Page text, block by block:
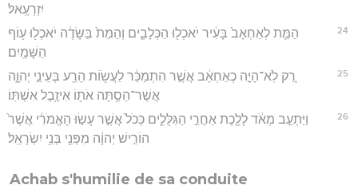
יִזְרְעֶֽאל׃
24
הַמֵּ֤ת לְאַחְאָב֙ בָּעִ֔יר יֹאכְל֖וּ הַכְּלָבִ֑ים וְהַמֵּת֙ בַּשָּׂדֶ֔ה יֹאכְל֖וּ ע֥וֹף
הַשָּׁמָֽיִם׃
25
רַ֚ק לֹֽא־הָיָ֣ה כְאַחְאָ֔ב אֲשֶׁ֣ר הִתְמַכֵּ֔ר לַעֲשׂ֥וֹת הָרַ֖ע בְּעֵינֵ֣י יְהוָ֑ה
אֲשֶׁר־הֵסַ֥תָּה אֹת֖וֹ אִיזֶ֥בֶל אִשְׁתּֽוֹ׃
26
וַיַּתְעֵ֣ב מְאֹ֔ד לָלֶ֖כֶת אַחֲרֵ֣י הַגִּלֻּלִ֑ים כְּכֹל֙ אֲשֶׁ֣ר עָשׂ֣וּ הָאֱמֹרִ֔י אֲשֶׁר֙
הוֹרִ֣ישׁ יְהוָ֔ה מִפְּנֵ֖י בְּנֵ֥י יִשְׂרָאֵֽל׃
Achab s'humilie de sa conduite